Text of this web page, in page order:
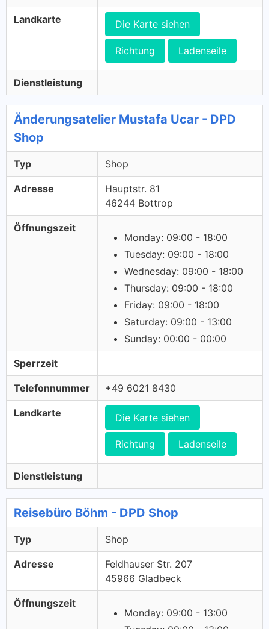
Landkarte Die Karte siehen
Richtung Ladenseile
Dienstleistung
Änderungsatelier Mustafa Ucar - DPD
Shop
Typ Shop
Adresse
Hauptstr. 81
46244 Bottrop
Öffnungszeit
Monday: 09:00 - 18:00
Tuesday: 09:00 - 18:00
Wednesday: 09:00 - 18:00
Thursday: 09:00 - 18:00
Friday: 09:00 - 18:00
Saturday: 09:00 - 13:00
Sunday: 00:00 - 00:00
Sperrzeit
Telefonnummer +49 6021 8430
Landkarte Die Karte siehen
Richtung Ladenseile
Dienstleistung
Reisebüro Böhm - DPD Shop
Typ Shop
Adresse
Feldhauser Str. 207
45966 Gladbeck
Öffnungszeit
Monday: 09:00 - 13:00